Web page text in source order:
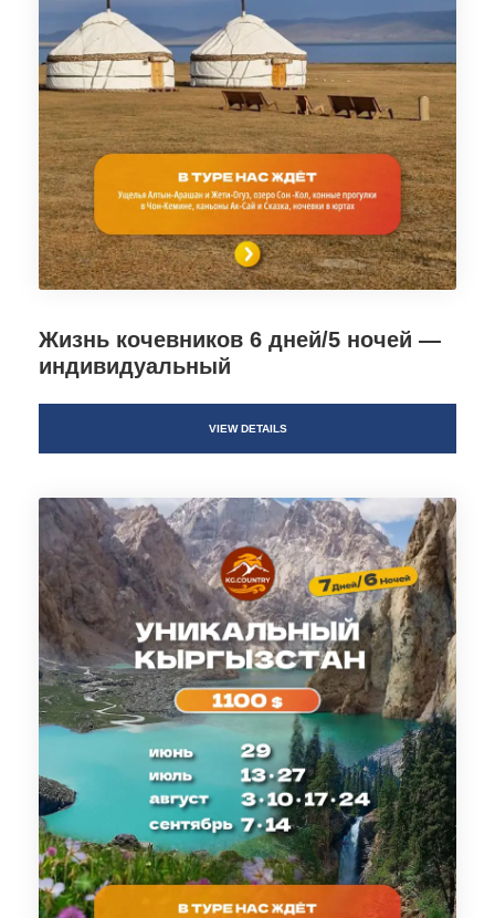
Жизнь кочевников 6 дней/5 ночей —
индивидуальный
VIEW DETAILS